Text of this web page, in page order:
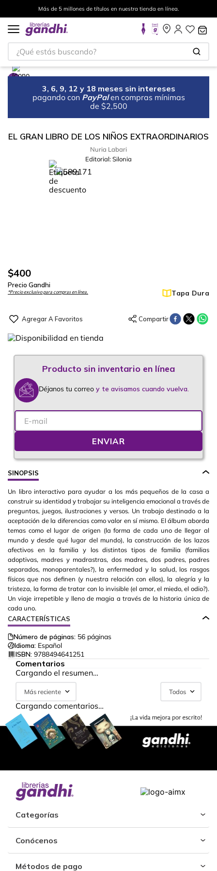
Más de 5 millones de títulos en nuestra tienda en línea.
¿Qué estás buscando?
3, 6, 9, 12 y 18 meses sin intereses
pagando con PayPal en compras mínimas
de $2,500
EL GRAN LIBRO DE LOS NIÑOS EXTRAORDINARIOS
Nuria Labari
Editorial:Silonia
-56%
$400
Precio Gandhi
*Precio exclusivo para compras en línea. Tapa Dura
Déjanos tu correo y te avisamos cuando vuelva.
ENVIAR
SINOPSIS
Un libro interactivo para ayudar a los más pequeños de la casa a
construir su identidad y trabajar su inteligencia emocional a través de
preguntas, juegos, ilustraciones y versos. Un trabajo destinado a la
aceptación de la diferencias como valor en sí mismo. El álbum aborda
temas como el lugar de origen (la forma de cada uno de llegar al
mundo y desde qué lugar del mundo), la construcción de los lazos
afectivos en la familia y los distintos tipos de familia (familias
adoptivas, madres y madrastras, dos madres, dos padres, padres
separados, monoparentales?), la enfermedad y la salud, los rasgos
físicos que nos definen (y nuestra relación con ellos), la alegría y la
tristeza, la forma de tratar con lo invisible (el amor, el miedo, el odio?).
Un viaje irrepetible y lleno de magia a través de la historia única de
cada uno.
CARACTERÍSTICAS
Número de páginas: 56 páginas
Idioma: Español
ISBN: 9788494641251
Comentarios
Cargando el resumen…
Más reciente Todos
Cargando comentarios…
Categorías
Conócenos
Métodos de pago